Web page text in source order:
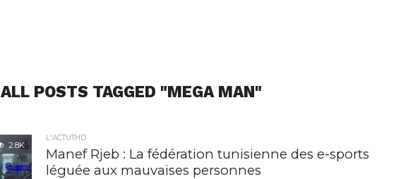
ALL POSTS TAGGED "MEGA MAN"
2.8K
L'ACTUTHD
Manef Rjeb : La fédération tunisienne des e-sports
léguée aux mauvaises personnes